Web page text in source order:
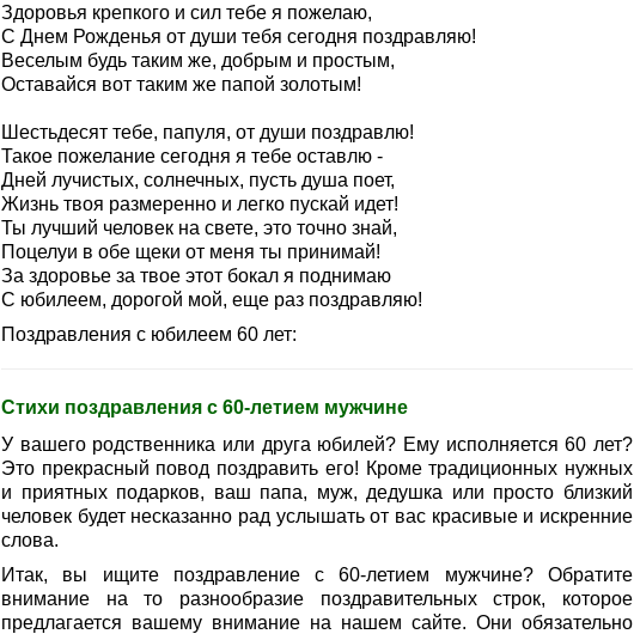
Здоровья крепкого и сил тебе я пожелаю,
С Днем Рожденья от души тебя сегодня поздравляю!
Веселым будь таким же, добрым и простым,
Оставайся вот таким же папой золотым!
Шестьдесят тебе, папуля, от души поздравлю!
Такое пожелание сегодня я тебе оставлю -
Дней лучистых, солнечных, пусть душа поет,
Жизнь твоя размеренно и легко пускай идет!
Ты лучший человек на свете, это точно знай,
Поцелуи в обе щеки от меня ты принимай!
За здоровье за твое этот бокал я поднимаю
С юбилеем, дорогой мой, еще раз поздравляю!
Поздравления с юбилеем 60 лет:
Стихи поздравления с 60-летием мужчине
У вашего родственника или друга юбилей? Ему исполняется 60 лет?
Это прекрасный повод поздравить его! Кроме традиционных нужных
и приятных подарков, ваш папа, муж, дедушка или просто близкий
человек будет несказанно рад услышать от вас красивые и искренние
слова.
Итак, вы ищите поздравление с 60-летием мужчине? Обратите
внимание на то разнообразие поздравительных строк, которое
предлагается вашему внимание на нашем сайте. Они обязательно